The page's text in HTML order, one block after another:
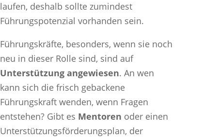
laufen, deshalb sollte zumindest
Führungspotenzial vorhanden sein.
Führungskräfte, besonders, wenn sie noch
neu in dieser Rolle sind, sind auf
Unterstützung angewiesen. An wen
kann sich die frisch gebackene
Führungskraft wenden, wenn Fragen
entstehen? Gibt es Mentoren oder einen
Unterstützungsförderungsplan, der